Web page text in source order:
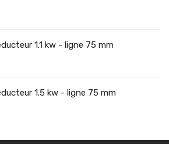
1.1 kw - ligne 75 mm
1.5 kw - ligne 75 mm